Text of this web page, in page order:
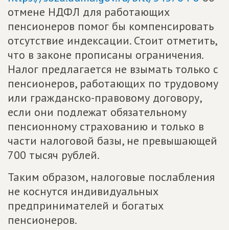
отмене НДФЛ для работающих
пенсионеров помог бы компенсировать
отсутствие индексации. Стоит отметить,
что в законе прописаны ограничения.
Налог предлагается не взымать только с
пенсионеров, работающих по трудовому
или гражданско-правовому договору,
если они подлежат обязательному
пенсионному страхованию и только в
части налоговой базы, не превышающей
700 тысяч рублей.
Таким образом, налоговые послабления
не коснутся индивидуальных
предпринимателей и богатых
пенсионеров.